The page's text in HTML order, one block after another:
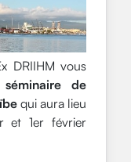
DRIIHM vous
séminaire de
qui aura lieu
et 1er février